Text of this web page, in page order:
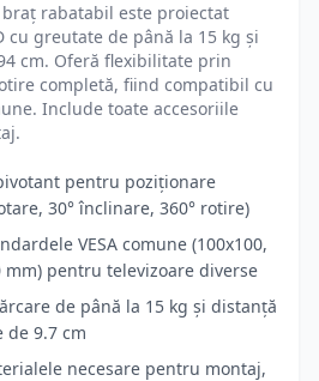
rabatabil este proiectat
cu greutate de până la 15 kg și
cm. Oferă flexibilitate prin
completă, fiind compatibil cu
Include toate accesoriile
pentru poziționare
30° înclinare, 360° rotire)
VESA comune (100x100,
mm) pentru televizoare diverse
de până la 15 kg și distanță
de 9.7 cm
necesare pentru montaj,